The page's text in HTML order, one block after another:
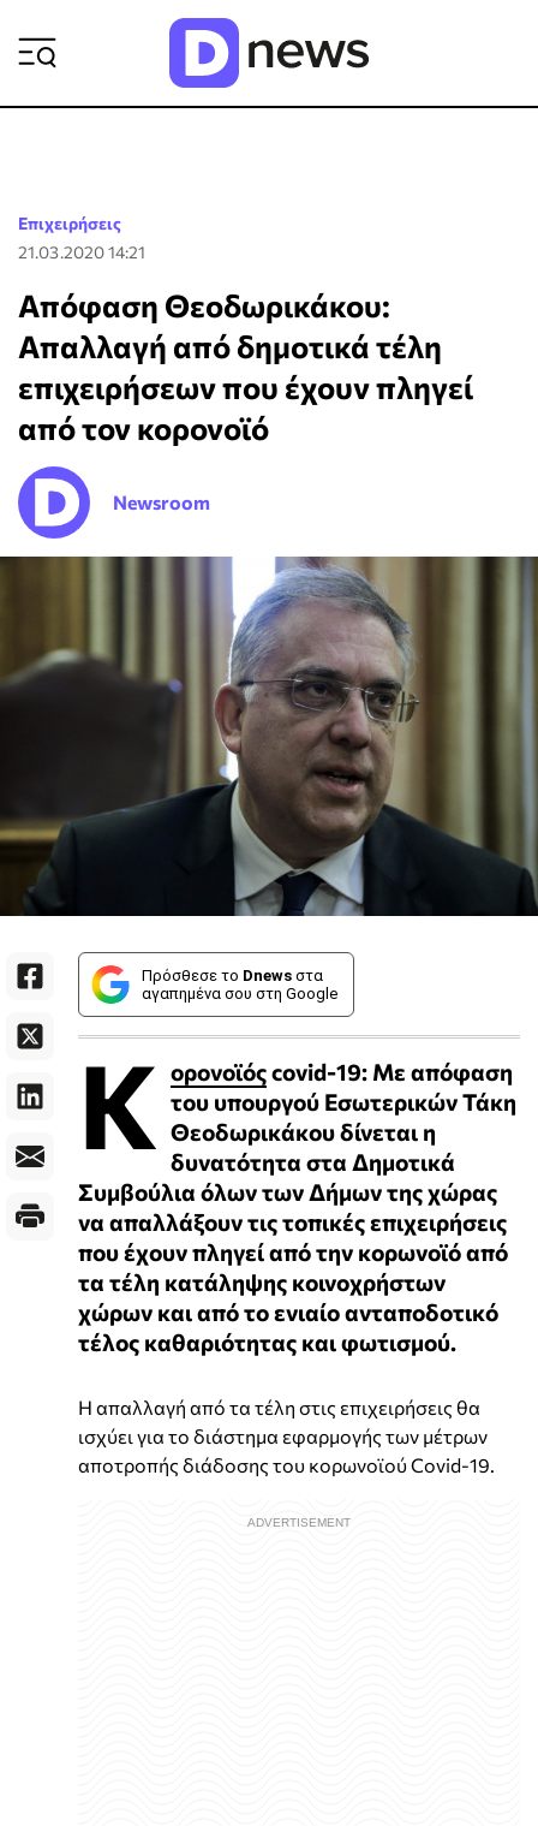
Επιχειρήσεις
21.03.2020 14:21
Απόφαση Θεοδωρικάκου:
Απαλλαγή από δημοτικά τέλη
επιχειρήσεων που έχουν πληγεί
από τον κορονοϊό
Newsroom
Πρόσθεσε το Dnews στα
αγαπημένα σου στη Google
Κ ορονοϊόςcovid-19: Με απόφαση
του υπουργού Εσωτερικών Τάκη
Θεοδωρικάκου δίνεται η
δυνατότητα στα Δημοτικά
Συμβούλια όλων των Δήμων της χώρας
να απαλλάξουν τις τοπικές επιχειρήσεις
που έχουν πληγεί από την κορωνοϊό από
τα τέλη κατάληψης κοινοχρήστων
χώρων και από το ενιαίο ανταποδοτικό
τέλος καθαριότητας και φωτισμού.
Η απαλλαγή από τα τέλη στις επιχειρήσεις θα
ισχύει για το διάστημα εφαρμογής των μέτρων
αποτροπής διάδοσης του κορωνοϊού Covid-19.